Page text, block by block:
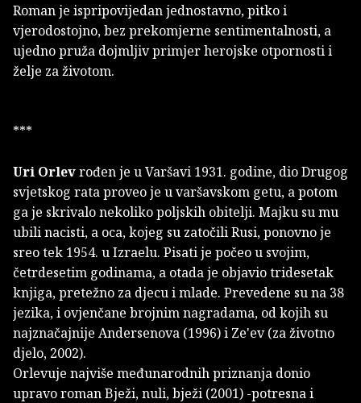
Roman je ispripovijedan jednostavno, pitko i
vjerodostojno, bez prekomjerne sentimentalnosti, a
ujedno pruža dojmljiv primjer herojske otpornosti i
želje za životom.
***
Uri Orlevrođen je u Varšavi 1931. godine, dio Drugog
svjetskog rata proveo je u varšavskom getu, a potom
ga je skrivalo nekoliko poljskih obitelji. Majku su mu
ubili nacisti, a oca, kojeg su zatočili Rusi, ponovno je
sreo tek 1954. u Izraelu. Pisati je počeo u svojim,
četrdesetim godinama, a otada je objavio tridesetak
knjiga, pretežno za djecu i mlade. Prevedene su na 38
jezika, i ovjenčane brojnim nagradama, od kojih su
najznačajnije Andersenova (1996) i Ze'ev (za životno
djelo, 2002).
Orlevuje najviše međunarodnih priznanja donio
upravo roman Bježi, nuli, bježi (2001) -potresna i